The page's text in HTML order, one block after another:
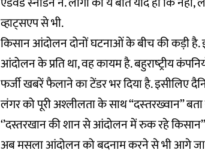
व्हाट्सएप से भी.
किसान आंदोलन दोनों घटनाओं के बीच की कड़ी है.
आंदोलन के प्रति था, वह कायम है. बहुराष्‍ट्रीय
फर्जी खबरें फैलाने का टेंडर भर दिया है. इसीलिए
लंगर को पूरी अश्‍लीलता के साथ “दस्‍तरख्‍वान” बता
‘’दस्तरखान की शान से आंदोलन में रुक रहे
अब मसला आंदोलन को बदनाम करने से भी आगे